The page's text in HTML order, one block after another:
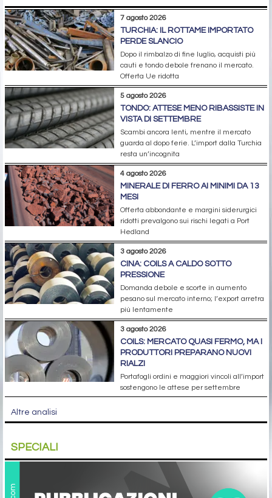
7 agosto 2026
TURCHIA: IL ROTTAME IMPORTATO
PERDE SLANCIO
Dopo il rimbalzo di fine luglio, acquisti più
cauti e tondo debole frenano il mercato.
Offerta Ue ridotta
5 agosto 2026
TONDO: ATTESE MENO RIBASSISTE IN
VISTA DI SETTEMBRE
Scambi ancora lenti, mentre il mercato
guarda al dopo ferie. L’import dalla Turchia
resta un’incognita
4 agosto 2026
MINERALE DI FERRO AI MINIMI DA 13
MESI
Offerta abbondante e margini siderurgici
ridotti prevalgono sui rischi legati a Port
Hedland
3 agosto 2026
CINA: COILS A CALDO SOTTO
PRESSIONE
Domanda debole e scorte in aumento
pesano sul mercato interno; l’export arretra
più lentamente
3 agosto 2026
COILS: MERCATO QUASI FERMO, MA I
PRODUTTORI PREPARANO NUOVI
RIALZI
Portafogli ordini e maggiori vincoli all’import
sostengono le attese per settembre
Altre analisi
SPECIALI